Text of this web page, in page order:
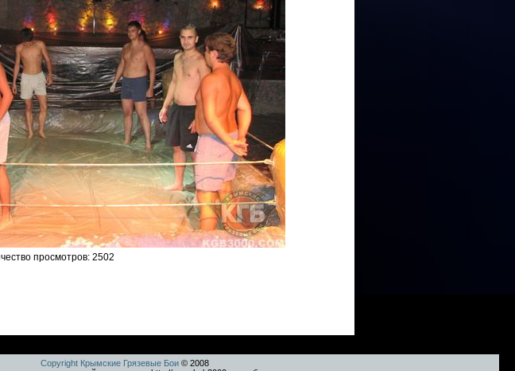
просмотров: 2502
Copyright Крымские Грязевые Бои © 2008